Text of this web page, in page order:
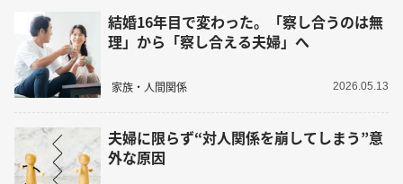
結婚16年目で変わった。「察し合うのは無
理」から「察し合える夫婦」へ
家族・人間関係 2026.05.13
夫婦に限らず“対人関係を崩してしまう”意
外な原因